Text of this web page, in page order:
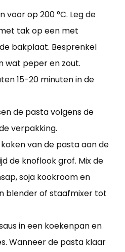
voor op 200 °C. Leg de
tak op een met
bakplaat. Besprenkel
wat peper en zout.
15-20 minuten in de
de pasta volgens de
verpakking.
van de pasta aan de
de knoflook grof. Mix de
soja kookroom en
blender of staafmixer tot
in een koekenpan en
Wanneer de pasta klaar